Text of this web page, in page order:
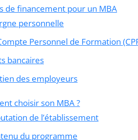
de financement pour un MBA
personnelle
Personnel de Formation
bancaires
des employeurs
choisir son MBA ?
de l’établissement
du programme